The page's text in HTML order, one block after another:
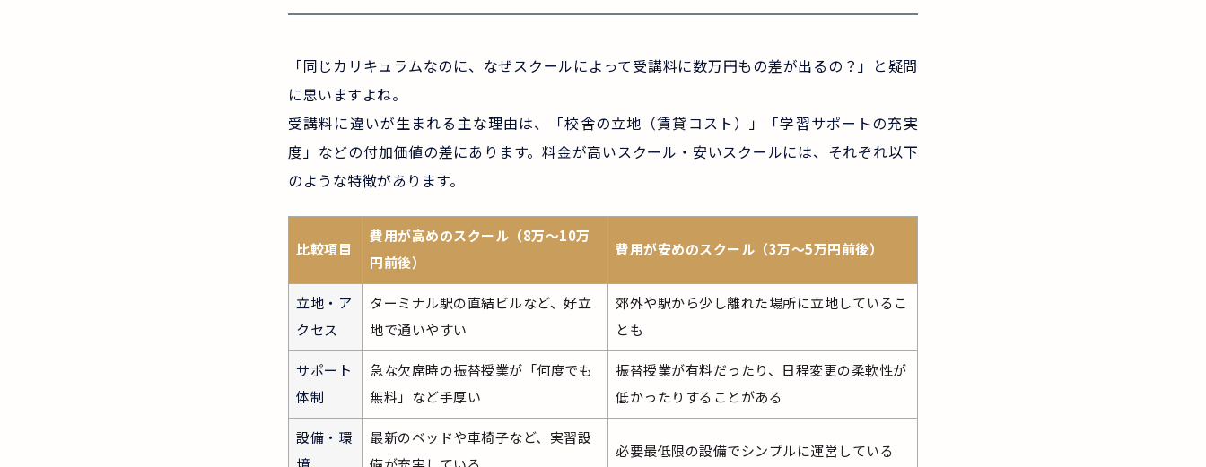
「同じカリキュラムなのに、なぜスクールによって受講料に数万円もの差が出るの？」と疑問
に思いますよね。
受講料に違いが生まれる主な理由は、「校舎の立地（賃貸コスト）」「学習サポートの充実
度」などの付加価値の差にあります。料金が高いスクール・安いスクールには、それぞれ以下
のような特徴があります。
比較項目
費用が高めのスクール（8万〜10万
円前後）
費用が安めのスクール（3万〜5万円前後）
立地・ア
クセス
ターミナル駅の直結ビルなど、好立
地で通いやすい
郊外や駅から少し離れた場所に立地しているこ
とも
サポート
体制
急な欠席時の振替授業が「何度でも
無料」など手厚い
振替授業が有料だったり、日程変更の柔軟性が
低かったりすることがある
設備・環
最新のベッドや車椅子など、実習設
必要最低限の設備でシンプルに運営している